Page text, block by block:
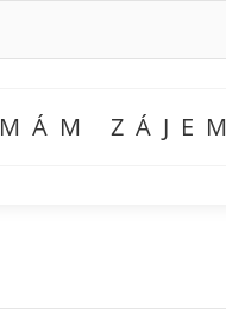
MÁM ZÁJEM